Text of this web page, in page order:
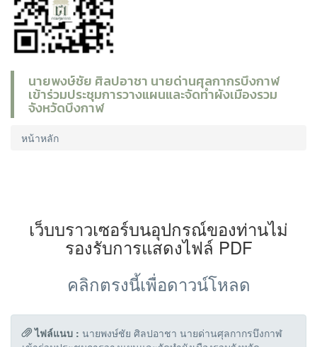
นายพงษ์ชัย ศิลปอาชา นายด่านศุลกากรบึงกาฬ
เข้าร่วมประชุมการวางแผนและจัดทำผังเมืองรวม
จังหวัดบึงกาฬ
หน้าหลัก
เว็บบราวเซอร์บนอุปกรณ์ของท่านไม่
รองรับการแสดงไฟล์ PDF
คลิกตรงนี้เพื่อดาวน์โหลด
ไฟล์แนบ : นายพงษ์ชัย ศิลปอาชา นายด่านศุลกากรบึงกาฬ